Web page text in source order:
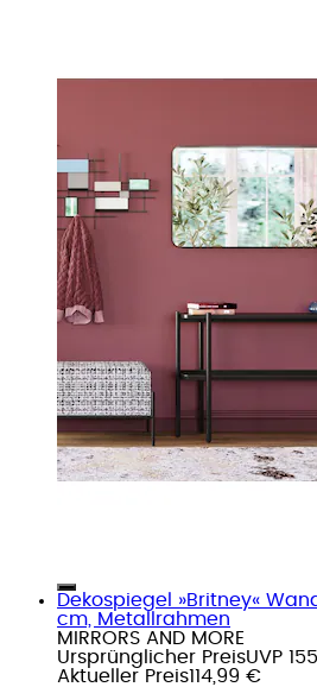
Dekospiegel »Britney«
cm, Metallrahmen
MIRRORS AND MORE
Ursprünglicher PreisUVP
Aktueller Preis114,99 €